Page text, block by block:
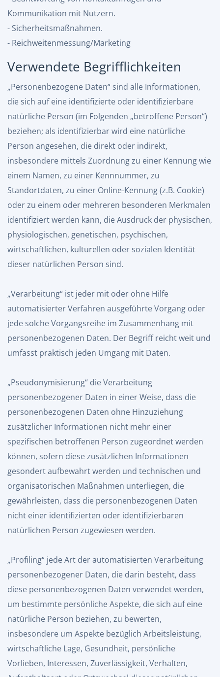
Kommunikation mit Nutzern.
- Sicherheitsmaßnahmen.
- Reichweitenmessung/Marketing
Verwendete Begrifflichkeiten
„Personenbezogene Daten“ sind alle Informationen,
die sich auf eine identifizierte oder identifizierbare
natürliche Person (im Folgenden „betroffene Person“)
beziehen; als identifizierbar wird eine natürliche
Person angesehen, die direkt oder indirekt,
insbesondere mittels Zuordnung zu einer Kennung wie
einem Namen, zu einer Kennnummer, zu
Standortdaten, zu einer Online-Kennung (z.B. Cookie)
oder zu einem oder mehreren besonderen Merkmalen
identifiziert werden kann, die Ausdruck der physischen,
physiologischen, genetischen, psychischen,
wirtschaftlichen, kulturellen oder sozialen Identität
dieser natürlichen Person sind.
„Verarbeitung“ ist jeder mit oder ohne Hilfe
automatisierter Verfahren ausgeführte Vorgang oder
jede solche Vorgangsreihe im Zusammenhang mit
personenbezogenen Daten. Der Begriff reicht weit und
umfasst praktisch jeden Umgang mit Daten.
„Pseudonymisierung“ die Verarbeitung
personenbezogener Daten in einer Weise, dass die
personenbezogenen Daten ohne Hinzuziehung
zusätzlicher Informationen nicht mehr einer
spezifischen betroffenen Person zugeordnet werden
können, sofern diese zusätzlichen Informationen
gesondert aufbewahrt werden und technischen und
organisatorischen Maßnahmen unterliegen, die
gewährleisten, dass die personenbezogenen Daten
nicht einer identifizierten oder identifizierbaren
natürlichen Person zugewiesen werden.
„Profiling“ jede Art der automatisierten Verarbeitung
personenbezogener Daten, die darin besteht, dass
diese personenbezogenen Daten verwendet werden,
um bestimmte persönliche Aspekte, die sich auf eine
natürliche Person beziehen, zu bewerten,
insbesondere um Aspekte bezüglich Arbeitsleistung,
wirtschaftliche Lage, Gesundheit, persönliche
Vorlieben, Interessen, Zuverlässigkeit, Verhalten,